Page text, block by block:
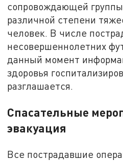
сопровождающей
различной степени
человек. В числе
несовершеннолетних
данный момент
здоровья
разглашается.
Спасательные
эвакуация
Все пострадавшие